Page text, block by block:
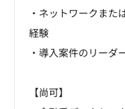
・ネットワークまた
経験
・導入案件のリーダ
【尚可】